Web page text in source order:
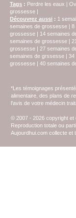
Tags : Perdre les eaux |
grossesse |
Découvrez aussi : 1
semaines de grossesse | 8
grossesse | 14 semaines
semaines de grossesse |
grossesse | 27 semaines
semaines de grssesse | 34
grossesse | 40 semaines
*Les témoignages
alimentaire, des plans de
l'avis de votre médecin
© 2007 - 2026 copyright et
Reproduction totale ou
Aujourdhui.com collecte et